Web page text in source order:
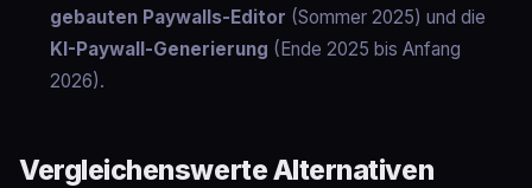
gebauten Paywalls-Editor (Sommer 2025) und die
KI-Paywall-Generierung (Ende 2025 bis Anfang
2026).
Vergleichenswerte Alternativen